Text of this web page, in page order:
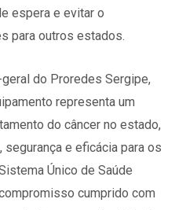
espera e evitar o
para outros estados.
do Proredes Sergipe,
representa um
do câncer no estado,
e eficácia para os
Único de Saúde
cumprido com